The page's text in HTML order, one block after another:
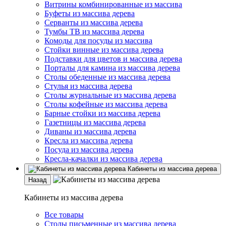
Витрины комбинированные из массива
Буфеты из массива дерева
Серванты из массива дерева
Тумбы ТВ из массива дерева
Комоды для посуды из массива
Стойки винные из массива дерева
Подставки для цветов и массива дерева
Порталы для камина из массива дерева
Столы обеденные из массива дерева
Стулья из массива дерева
Столы журнальные из массива дерева
Столы кофейные из массива дерева
Барные стойки из массива дерева
Газетницы из массива дерева
Диваны из массива дерева
Кресла из массива дерева
Посуда из массива дерева
Кресла-качалки из массива дерева
Кабинеты из массива дерева
Назад
Кабинеты из массива дерева
Все товары
Столы письменные из массива дерева